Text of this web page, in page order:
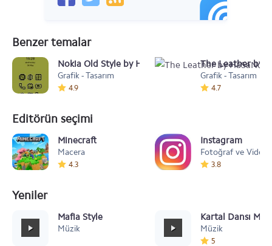
Benzer temalar
Nokia Old Style by HaSaNd
Grafik - Tasarım
4.9
The Leather by
Grafik - Tasarım
4.7
Editörün seçimi
Minecraft
Macera
4.3
Instagram
Fotoğraf ve Video
3.8
Yeniler
Mafia Style
Müzik
Kartal Dansı
Müzik
5